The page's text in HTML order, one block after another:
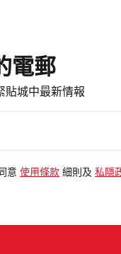
電郵
貼城中最新情報
意 使用條款 細則及 私隱